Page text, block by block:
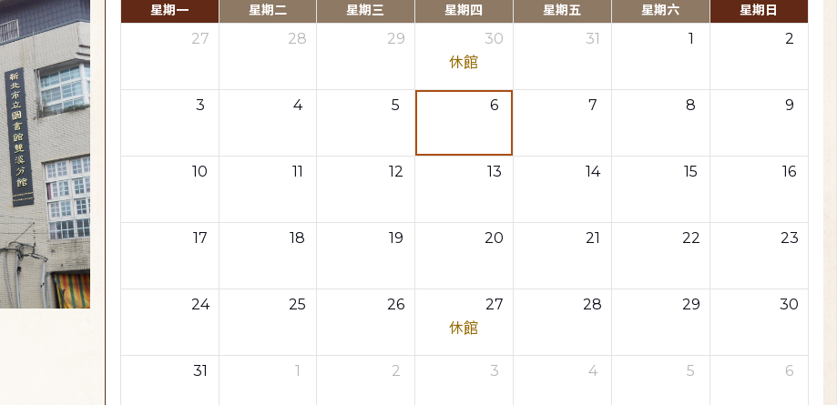
星期一 星期二 星期三 星期四 星期五 星期六 星期日
27 28 29
30
休館
31 1 2
3 4 5 6 7 8 9
10 11 12 13 14 15 16
17 18 19 20 21 22 23
24 25 26
27
休館
28 29 30
31 1 2 3 4 5 6